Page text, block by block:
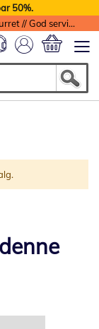
50%.
Billig fragt // Levering 1-2 dage // 60 dages returret // God service med garanti